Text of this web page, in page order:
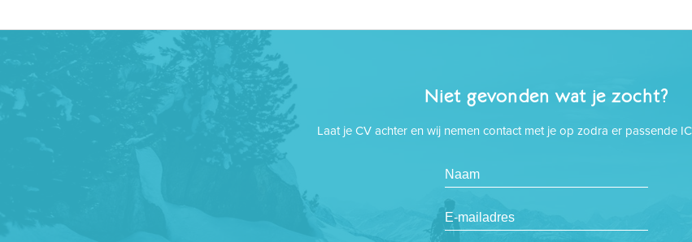
Niet gevonden wat je zocht?
Laat je CV achter en wij nemen contact met je op zodra er passende